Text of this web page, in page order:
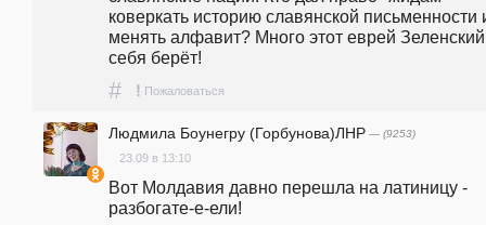
коверкать историю славянской письменности
менять алфавит? Много этот еврей
себя берёт!
# ! Пожаловаться
Людмила Боунегру (Горбунова)ЛНР — (9253)
23.09 в 13:10
Вот Молдавия давно перешла на латиницу -
разбогате-е-ели!